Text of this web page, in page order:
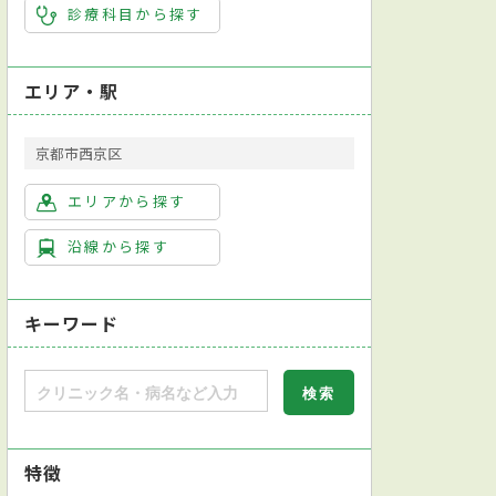
診療科目から探す
エリア・駅
京都市西京区
エリアから探す
沿線から探す
キーワード
特徴